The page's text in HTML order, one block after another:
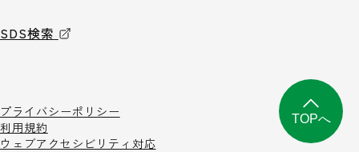
SDS検索
プライバシーポリシー
利用規約
ウェブアクセシビリティ対応
TOPへ